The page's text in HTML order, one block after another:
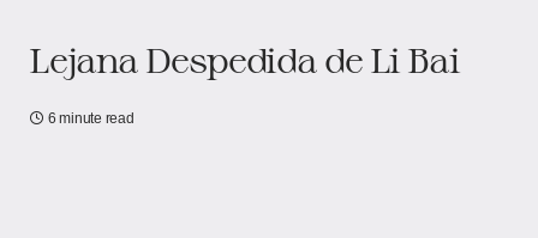
Lejana Despedida de Li Bai
6 minute read